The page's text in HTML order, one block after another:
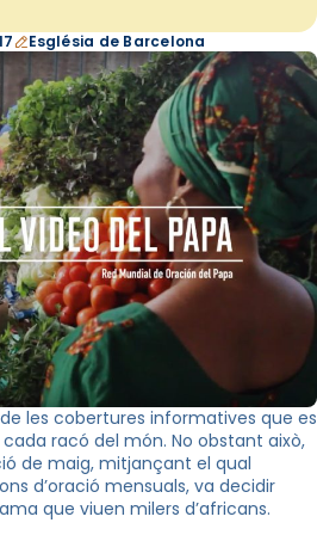
Església de Barcelona
les cobertures informatives que es
racó del món. No obstant això,
de maig, mitjançant el qual
d’oració mensuals, va decidir
que viuen milers d’africans.